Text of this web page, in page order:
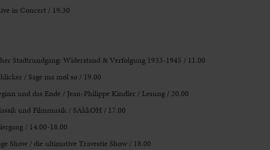
in Concert / 19.30
Stadtrundgang: Widerstand & Verfolgung 1933-1945 / 11.00
/ Sage ma mol so / 19.00
und das Ende / Jean-Philippe Kindler / Lesung / 20.00
und Filmmusik / SAkkOH / 17.00
/ 14.00-18.00
Show / die ultimative Travestie Show / 18.00